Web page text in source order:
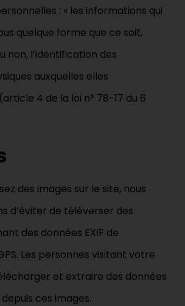
: « les informations qui
quelque forme que ce soit,
non, l’identification des
auxquelles elles
4 de la loi n° 78-17 du 6
des images sur le site, nous
d’éviter de téléverser des
des données EXIF de
Les personnes visitant votre
et extraire des données
ces images.